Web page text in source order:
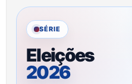
SÉRIE
Eleições
2026